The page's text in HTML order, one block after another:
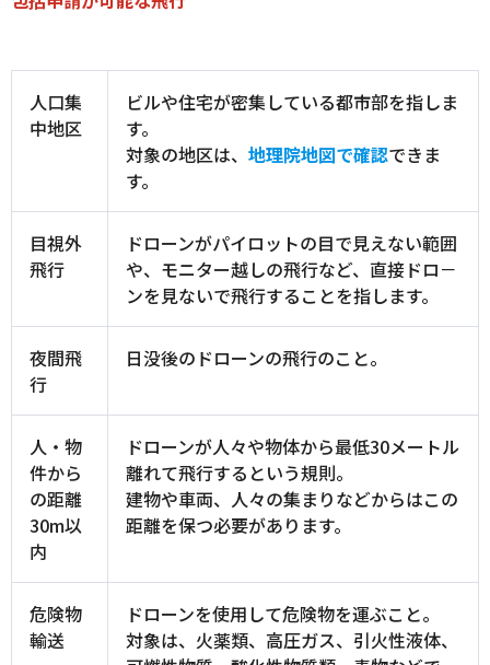
人口集
中地区
ビルや住宅が密集している都市部を指しま
す。
対象の地区は、 地理院地図で確認できま
す。
目視外
飛行
ドローンがパイロットの目で見えない範囲
や、モニター越しの飛行など、直接ドロ－
ンを見ないで飛行することを指します。
夜間飛
行
日没後のドローンの飛行のこと。
人・物
件から
の距離
30m以
内
ドローンが人々や物体から最低30メートル
離れて飛行するという規則。
建物や車両、人々の集まりなどからはこの
距離を保つ必要があります。
危険物
輸送
ドローンを使用して危険物を運ぶこと。
対象は、火薬類、高圧ガス、引火性液体、